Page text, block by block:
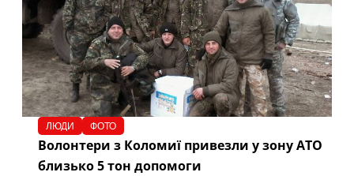
ЛЮДИ ФОТО
Волонтери з Коломиї привезли у зону АТО
близько 5 тон допомоги